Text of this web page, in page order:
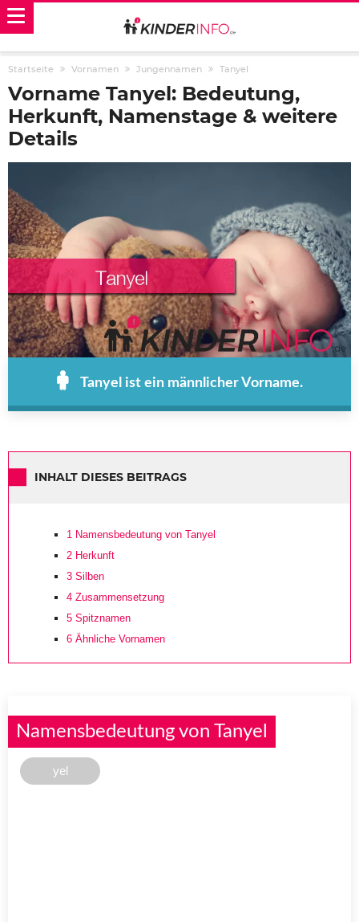
Startseite Vornamen Jungennamen Tanyel
Vorname Tanyel: Bedeutung,
Herkunft, Namenstage & weitere
Details
Tanyel ist ein männlicher Vorname.
INHALT DIESES BEITRAGS
1 Namensbedeutung von Tanyel
2 Herkunft
3 Silben
4 Zusammensetzung
5 Spitznamen
6 Ähnliche Vornamen
Namensbedeutung von Tanyel
yel